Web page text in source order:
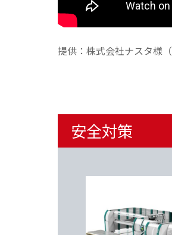
提供：株式会社ナスタ様（
安全対策